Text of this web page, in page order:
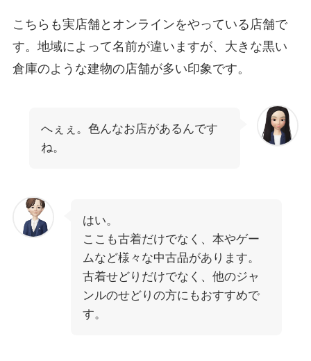
こちらも実店舗とオンラインをやっている店舗で
す。地域によって名前が違いますが、大きな黒い
倉庫のような建物の店舗が多い印象です。
へぇぇ。色んなお店があるんです
ね。
はい。
ここも古着だけでなく、本やゲー
ムなど様々な中古品があります。
古着せどりだけでなく、他のジャ
ンルのせどりの方にもおすすめで
す。